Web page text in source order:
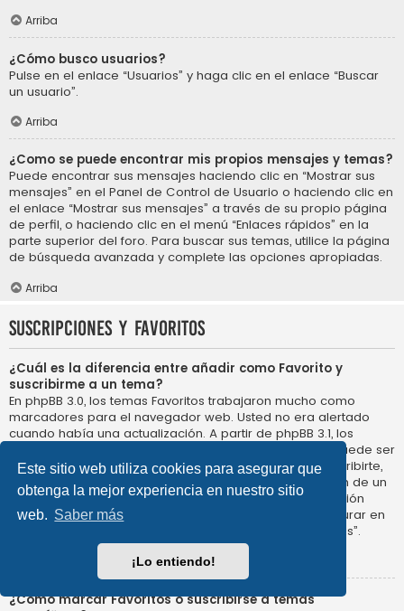
Este sitio web utiliza cookies para asegurar que
obtenga la mejor experiencia en nuestro sitio
web. Saber más
¡Lo entiendo!
Arriba
¿Cómo busco usuarios?
Pulse en el enlace “Usuarios” y haga clic en el enlace “Buscar
un usuario”.
Arriba
¿Como se puede encontrar mis propios mensajes y temas?
Puede encontrar sus mensajes haciendo clic en “Mostrar sus
mensajes” en el Panel de Control de Usuario o haciendo clic en
el enlace “Mostrar sus mensajes” a través de su propio página
de perfil, o haciendo clic en el menú “Enlaces rápidos” en la
parte superior del foro. Para buscar sus temas, utilice la página
de búsqueda avanzada y complete las opciones apropiadas.
Arriba
Suscripciones y Favoritos
¿Cuál es la diferencia entre añadir como Favorito y
suscribirme a un tema?
En phpBB 3.0, los temas Favoritos trabajaron mucho como
marcadores para el navegador web. Usted no era alertado
cuando había una actualización. A partir de phpBB 3.1, los
Favoritos son más como suscribirse a un tema. Usted puede ser
notificado cuando un tema Favorito se actualiza. Al suscribirte,
sin embargo, se le avisará de que hay una actualización de un
tema, o foro en el propio foro. Las opciones de notificación
para los Favoritos y las suscripciones se pueden configurar en
el Panel de Control de Usuario, en “Preferencias de Foros”.
¿Cómo marcar Favoritos o suscribirse a temas